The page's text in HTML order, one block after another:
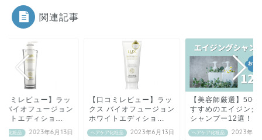
関連記事
ア化粧品
コミレビュー】ラッ
バイオフュージョン
イトエディショ...
2023年6月13日 ヘアケア化粧品
【口コミレビュー】ラッ
クス バイオフュージョン
ホワイトエディショ...
2023年6月13日 ヘアケア化粧品
【美容師厳選】50代
すすめのエイジング
シャンプー12選！
2023年6